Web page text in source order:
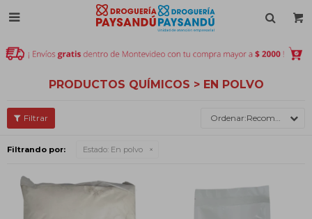

PRODUCTOS QUÍMICOS > EN POLVO
Recomendados
Filtrando por: Estado: En polvo